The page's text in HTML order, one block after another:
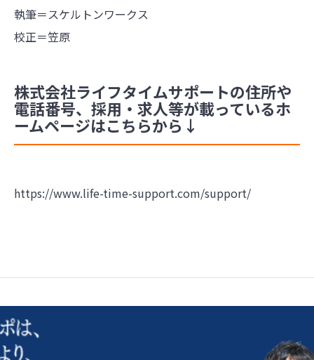
執筆＝スケルトンワークス
校正＝笠原
株式会社ライフタイムサポートの住所や
電話番号、採用・求人等が載っているホ
ームページはこちらから↓
https://www.life-time-support.com/support/